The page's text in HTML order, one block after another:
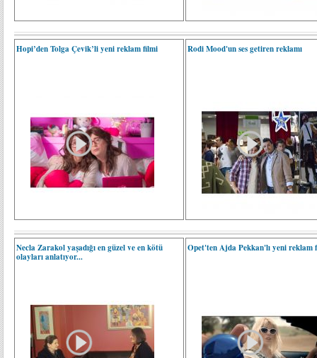
Hopi’den Tolga Çevik’li yeni reklam filmi Rodi Mood'un ses getiren reklamı
Necla Zarakol yaşadığı en güzel ve en kötü
olayları anlatıyor...
Opet'ten Ajda Pekkan'lı yeni reklam